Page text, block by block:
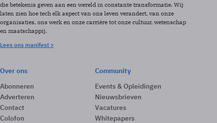
die betekenis geven aan een wereld in constante transformatie. Wij
laten zien hoe tech elk aspect van ons leven verandert, van onze
organisaties, ons werk en onze carrière tot onze cultuur, wetenschap
en maatschappij.
Lees ons manifest >
Over ons
Abonneren
Adverteren
Contact
Colofon
Community
Events & Opleidingen
Nieuwsbrieven
Vacatures
Whitepapers